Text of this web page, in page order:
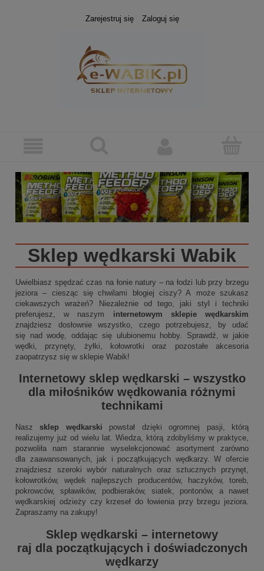
Zarejestruj się Zaloguj się
Sklep wędkarski Wabik
Uwielbiasz spędzać czas na łonie natury – na łodzi lub przy brzegu
jeziora – ciesząc się chwilami błogiej ciszy? A może szukasz
ciekawszych wrażeń? Niezależnie od tego, jaki styl i techniki
preferujesz, w naszym internetowym sklepie wędkarskim
znajdziesz dosłownie wszystko, czego potrzebujesz, by udać
się nad wodę, oddając się ulubionemu hobby. Sprawdź, w jakie
wędki, przynęty, żyłki, kołowrotki oraz pozostałe akcesoria
zaopatrzysz się w sklepie Wabik!
Internetowy sklep wędkarski – wszystko
dla miłośników wędkowania różnymi
technikami
Naszsklep wędkarski powstał dzięki ogromnej pasji, którą
realizujemy już od wielu lat. Wiedza, którą zdobyliśmy w praktyce,
pozwoliła nam starannie wyselekcjonować asortyment zarówno
dla zaawansowanych, jak i początkujących wędkarzy. W ofercie
znajdziesz szeroki wybór naturalnych oraz sztucznych przynęt,
kołowrotków, wędek najlepszych producentów, haczyków, toreb,
pokrowców, spławików, podbieraków, siatek, pontonów, a nawet
wędkarskiej odzieży czy krzeseł do łowienia przy brzegu jeziora.
Zapraszamy na zakupy!
Sklep wędkarski – internetowy
raj dla początkujących i doświadczonych
wędkarzy